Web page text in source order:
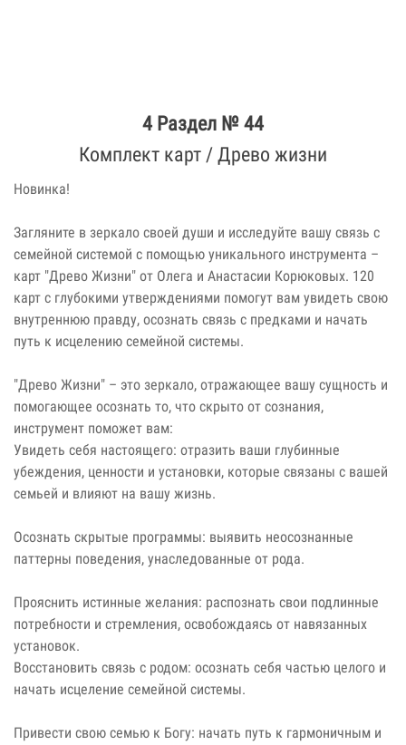
4 Раздел № 44
Комплект карт / Древо жизни
Новинка!
Загляните в зеркало своей души и исследуйте вашу связь с
семейной системой с помощью уникального инструмента –
карт "Древо Жизни" от Олега и Анастасии Корюковых. 120
карт с глубокими утверждениями помогут вам увидеть свою
внутреннюю правду, осознать связь с предками и начать
путь к исцелению семейной системы.
"Древо Жизни" – это зеркало, отражающее вашу сущность и
помогающее осознать то, что скрыто от сознания,
инструмент поможет вам:
Увидеть себя настоящего: отразить ваши глубинные
убеждения, ценности и установки, которые связаны с вашей
семьей и влияют на вашу жизнь.
Осознать скрытые программы: выявить неосознанные
паттерны поведения, унаследованные от рода.
Прояснить истинные желания: распознать свои подлинные
потребности и стремления, освобождаясь от навязанных
установок.
Восстановить связь с родом: осознать себя частью целого и
начать исцеление семейной системы.
Привести свою семью к Богу: начать путь к гармоничным и